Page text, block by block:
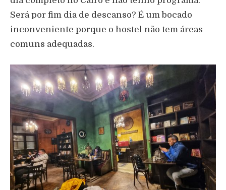
Será por fim dia de descanso? É um bocado
inconveniente porque o hostel não tem áreas
comuns adequadas.